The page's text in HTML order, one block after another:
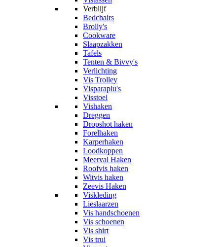
Verblijf
Bedchairs
Brolly's
Cookware
Slaapzakken
Tafels
Tenten & Bivvy's
Verlichting
Vis Trolley
Visparaplu's
Visstoel
Vishaken
Dreggen
Dropshot haken
Forelhaken
Karperhaken
Loodkoppen
Meerval Haken
Roofvis haken
Witvis haken
Zeevis Haken
Viskleding
Lieslaarzen
Vis handschoenen
Vis schoenen
Vis shirt
Vis trui